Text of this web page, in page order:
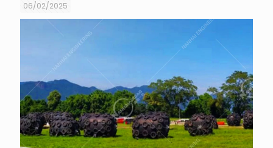
06/02/2025